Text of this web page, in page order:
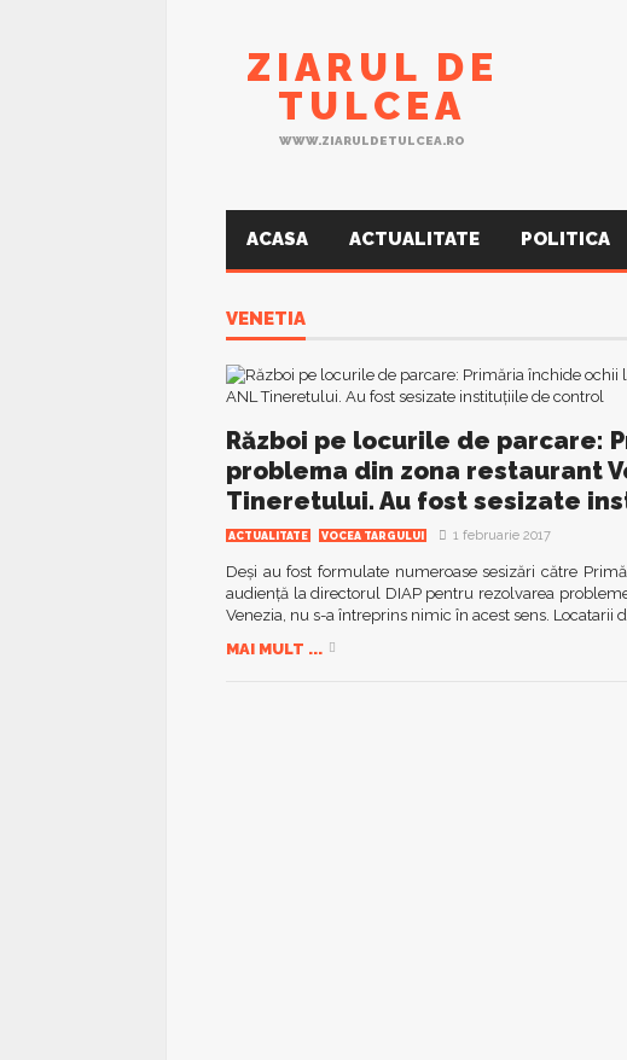
ZIARUL DE
TULCEA
WWW.ZIARULDETULCEA.RO
ACASA ACTUALITATE POLITICA
VENETIA
Război pe locurile de parcare:
problema din zona restaurant
Tineretului. Au fost sesizate
ACTUALITATE VOCEA TARGULUI 1 februarie 2017
Deşi au fost formulate numeroase sesizări către
audienţă la directorul DIAP pentru rezolvarea
Venezia, nu s-a întreprins nimic în acest sens.
MAI MULT ...